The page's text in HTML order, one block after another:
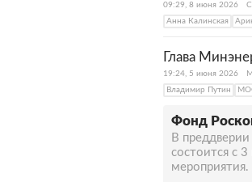
09:29, 8 июня 2026
Анна Калинская
Глава
19:24, 5 июня 2026
Владимир Путин
Фонд
В
состоится с
мероприятия.